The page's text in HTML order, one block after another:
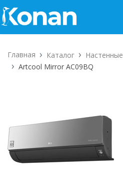
Главная Каталог Настенные
Artcool Mirror AC09BQ